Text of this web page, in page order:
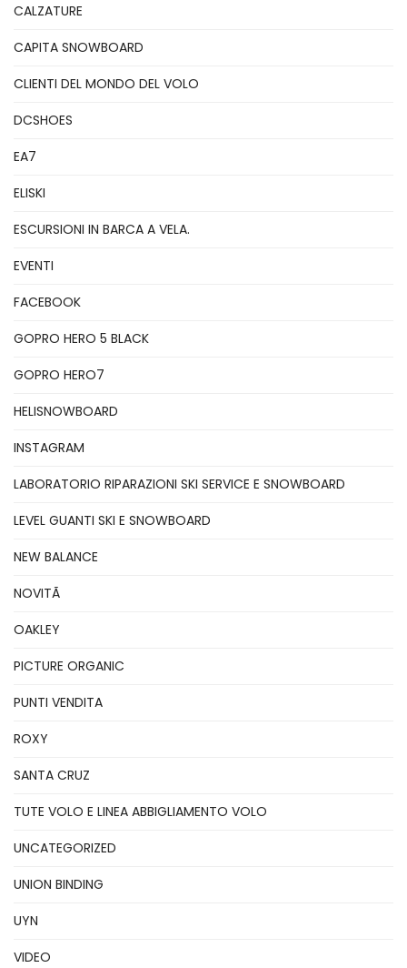
CALZATURE
CAPITA SNOWBOARD
CLIENTI DEL MONDO DEL VOLO
DCSHOES
EA7
ELISKI
ESCURSIONI IN BARCA A VELA.
EVENTI
FACEBOOK
GOPRO HERO 5 BLACK
GOPRO HERO7
HELISNOWBOARD
INSTAGRAM
LABORATORIO RIPARAZIONI SKI SERVICE E SNOWBOARD
LEVEL GUANTI SKI E SNOWBOARD
NEW BALANCE
NOVITÃ
OAKLEY
PICTURE ORGANIC
PUNTI VENDITA
ROXY
SANTA CRUZ
TUTE VOLO E LINEA ABBIGLIAMENTO VOLO
UNCATEGORIZED
UNION BINDING
UYN
VIDEO